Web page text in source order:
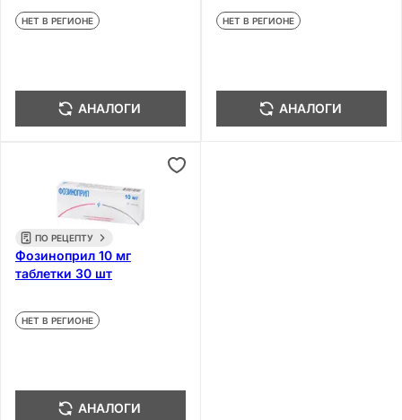
НЕТ В РЕГИОНЕ
АНАЛОГИ
НЕТ В РЕГИОНЕ
АНАЛОГИ
ПО РЕЦЕПТУ
Фозиноприл 10 мг
таблетки 30 шт
НЕТ В РЕГИОНЕ
АНАЛОГИ